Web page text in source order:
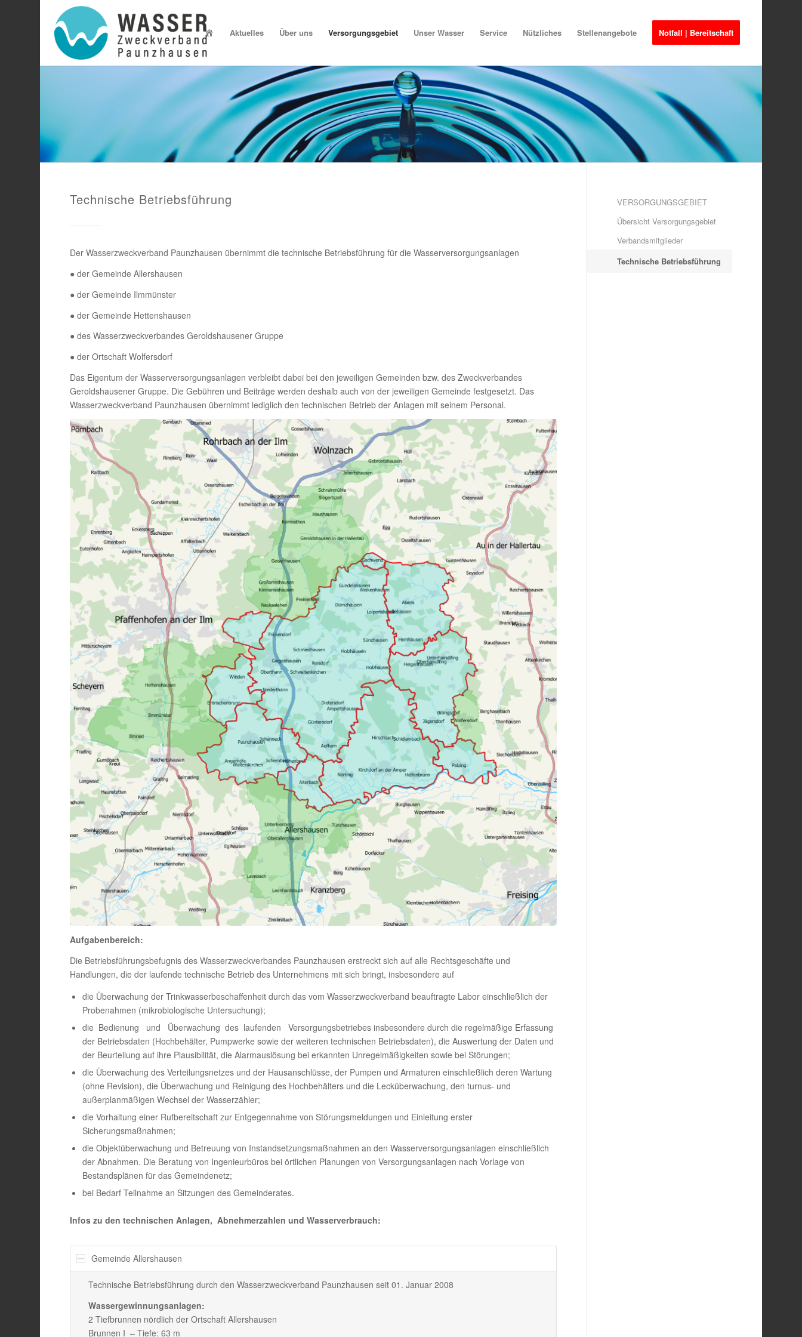
Startseite
Aktuelles Über uns Versorgungsgebiet Unser Wasser Service Nützliches Stellenangebote Notfall | Bereitschaft
Technische Betriebsführung
Der Wasserzweckverband Paunzhausen übernimmt die technische Betriebsführung für die Wasserversorgungsanlagen
● der Gemeinde Allershausen
● der Gemeinde Ilmmünster
● der Gemeinde Hettenshausen
● des Wasserzweckverbandes Geroldshausener Gruppe
● der Ortschaft Wolfersdorf
Das Eigentum der Wasserversorgungsanlagen verbleibt dabei bei den jeweiligen Gemeinden bzw. des Zweckverbandes
Geroldshausener Gruppe. Die Gebühren und Beiträge werden deshalb auch von der jeweiligen Gemeinde festgesetzt. Das
Wasserzweckverband Paunzhausen übernimmt lediglich den technischen Betrieb der Anlagen mit seinem Personal.
Aufgabenbereich:
Die Betriebsführungsbefugnis des Wasserzweckverbandes Paunzhausen erstreckt sich auf alle Rechtsgeschäfte und
Handlungen, die der laufende technische Betrieb des Unternehmens mit sich bringt, insbesondere auf
die Überwachung der Trinkwasserbeschaffenheit durch das vom Wasserzweckverband beauftragte Labor einschließlich der
Probenahmen (mikrobiologische Untersuchung);
die Bedienung und Überwachung des laufenden Versorgungsbetriebes insbesondere durch die regelmäßige Erfassung
der Betriebsdaten (Hochbehälter, Pumpwerke sowie der weiteren technischen Betriebsdaten), die Auswertung der Daten und
der Beurteilung auf ihre Plausibilität, die Alarmauslösung bei erkannten Unregelmäßigkeiten sowie bei Störungen;
die Überwachung des Verteilungsnetzes und der Hausanschlüsse, der Pumpen und Armaturen einschließlich deren Wartung
(ohne Revision), die Überwachung und Reinigung des Hochbehälters und die Lecküberwachung, den turnus- und
außerplanmäßigen Wechsel der Wasserzähler;
die Vorhaltung einer Rufbereitschaft zur Entgegennahme von Störungsmeldungen und Einleitung erster
Sicherungsmaßnahmen;
die Objektüberwachung und Betreuung von Instandsetzungsmaßnahmen an den Wasserversorgungsanlagen einschließlich
der Abnahmen. Die Beratung von Ingenieurbüros bei örtlichen Planungen von Versorgungsanlagen nach Vorlage von
Bestandsplänen für das Gemeindenetz;
bei Bedarf Teilnahme an Sitzungen des Gemeinderates.
Infos zu den technischen Anlagen, Abnehmerzahlen und Wasserverbrauch:
Gemeinde Allershausen
Technische Betriebsführung durch den Wasserzweckverband Paunzhausen seit 01. Januar 2008
Wassergewinnungsanlagen:
2 Tiefbrunnen nördlich der Ortschaft Allershausen
Brunnen I – Tiefe: 63 m
VERSORGUNGSGEBIET
Übersicht Versorgungsgebiet
Verbandsmitglieder
Technische Betriebsführung